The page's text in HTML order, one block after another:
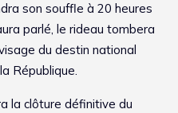
son souffle à 20 heures
parlé, le rideau tombera
du destin national
République.
la clôture définitive du